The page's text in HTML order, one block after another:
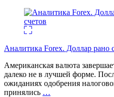
Аналитика Forex. Доллар рано
Американская валюта
далеко не в лучшей форме.
ожиданиях одобрения
принялись …